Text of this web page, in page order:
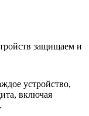
защищаем и
устройство,
включая